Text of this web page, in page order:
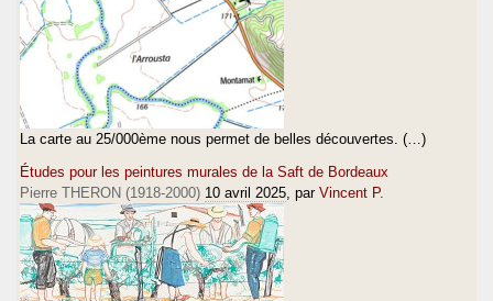
La carte au 25/000ème nous permet de belles découvertes. (…)
Études pour les peintures murales de la Saft de Bordeaux
Pierre THERON (1918-2000) 10 avril 2025 , par Vincent P.